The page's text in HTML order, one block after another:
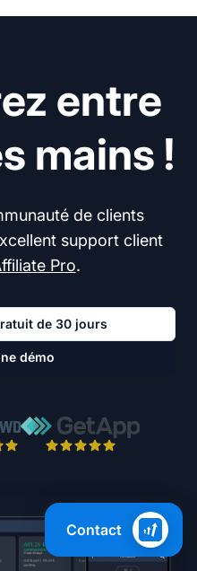
entre
mains !
de clients
support client
Pro.
de 30 jours
démo
Contact